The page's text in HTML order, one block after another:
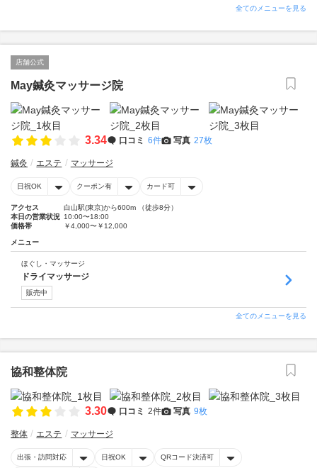
全てのメニューを見る
店舗公式
May鍼灸マッサージ院
3.34 口コミ 6件 写真 27枚
鍼灸 エステ マッサージ
日祝OK クーポン有 カード可
アクセス
白山駅(東京)から600m （徒歩8分）
本日の営業状況 10:00〜18:00
価格帯
￥4,000〜￥12,000
メニュー
ほぐし・マッサージ
ドライマッサージ
販売中
全てのメニューを見る
協和整体院
3.30 口コミ 2件 写真 9枚
整体 エステ マッサージ
出張・訪問対応 日祝OK QRコード決済可